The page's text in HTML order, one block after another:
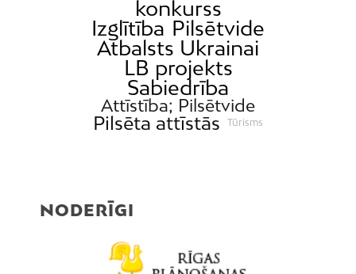
konkurss
Izglītība Pilsētvide
Atbalsts Ukrainai
LB projekts
Sabiedrība
Attīstība; Pilsētvide
Pilsēta attīstās Tūrisms
NODERĪGI